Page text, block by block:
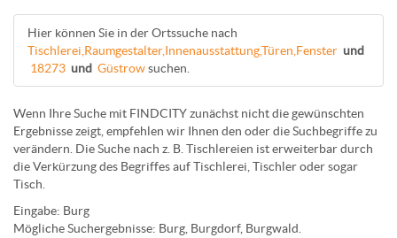
Hier können Sie in der Ortssuche nach
Tischlerei,Raumgestalter,Innenausstattung,Türen,Fenster und
18273 und Güstrowsuchen.
Wenn Ihre Suche mit FINDCITY zunächst nicht die gewünschten
Ergebnisse zeigt, empfehlen wir Ihnen den oder die Suchbegriffe zu
verändern. Die Suche nach z. B. Tischlereien ist erweiterbar durch
die Verkürzung des Begriffes aufTischlerei Tischleroder sogar
Tisch
Eingabe: Burg
Mögliche Suchergebnisse: Burg Burgdorf, Burgwald.